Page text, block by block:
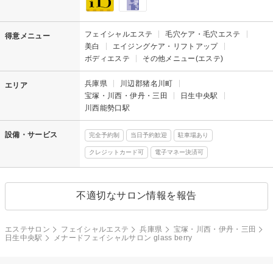
得意メニュー フェイシャルエステ
毛穴ケア・毛穴エステ
美白
エイジングケア・リフトアップ
ボディエステ
その他メニュー(エステ)
エリア 兵庫県
川辺郡猪名川町
宝塚・川西・伊丹・三田
日生中央駅
川西能勢口駅
設備・サービス 完全予約制 当日予約歓迎 駐車場あり
クレジットカード可 電子マネー決済可
不適切なサロン情報を報告
エステサロン フェイシャルエステ 兵庫県
宝塚・川西・伊丹・三田
日生中央駅
メナードフェイシャルサロン glass berry